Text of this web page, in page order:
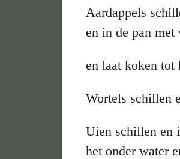
Aardappels
en in de pan met
en laat koken tot
Wortels schillen
Uien schillen en
het onder water